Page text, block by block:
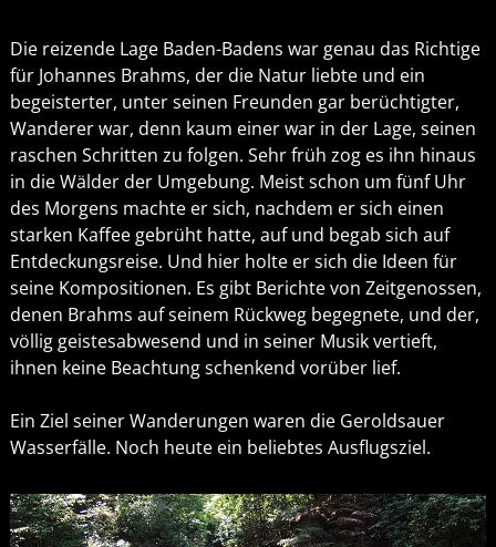
Die reizende Lage Baden-Badens war genau das Richtige
für Johannes Brahms, der die Natur liebte und ein
begeisterter, unter seinen Freunden gar berüchtigter,
Wanderer war, denn kaum einer war in der Lage, seinen
raschen Schritten zu folgen. Sehr früh zog es ihn hinaus
in die Wälder der Umgebung. Meist schon um fünf Uhr
des Morgens machte er sich, nachdem er sich einen
starken Kaffee gebrüht hatte, auf und begab sich auf
Entdeckungsreise. Und hier holte er sich die Ideen für
seine Kompositionen. Es gibt Berichte von Zeitgenossen,
denen Brahms auf seinem Rückweg begegnete, und der,
völlig geistesabwesend und in seiner Musik vertieft,
ihnen keine Beachtung schenkend vorüber lief.
Ein Ziel seiner Wanderungen waren die Geroldsauer
Wasserfälle. Noch heute ein beliebtes Ausflugsziel.